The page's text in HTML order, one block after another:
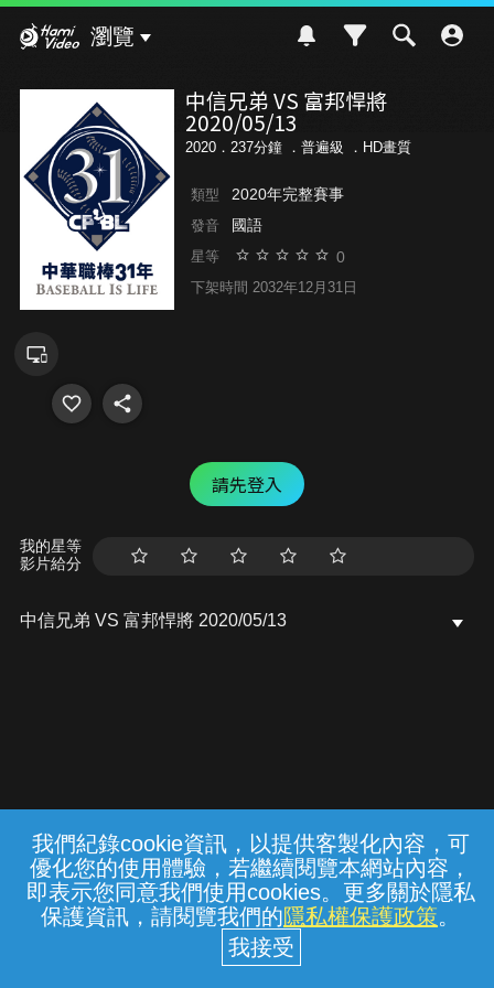
我們紀錄cookie資訊，以提供客製化內容，可
優化您的使用體驗，若繼續閱覽本網站內容，
即表示您同意我們使用cookies。更多關於隱私
保護資訊，請閱覽我們的隱私權保護政策。
瀏覽
中信兄弟 VS 富邦悍將
2020/05/13
2020．237分鐘 ． 普遍級 ．HD畫質
類型 2020年完整賽事
發音 國語
星等 0
下架時間 2032年12月31日
請先登入
我的星等
影片給分
中信兄弟 VS 富邦悍將 2020/05/13
常見問題 線上客服 服務條款 隱私權保護
中華電信股份有限公司個人家庭分公司
(統一編號：96979949) © 2026
{{notifyMsg}}